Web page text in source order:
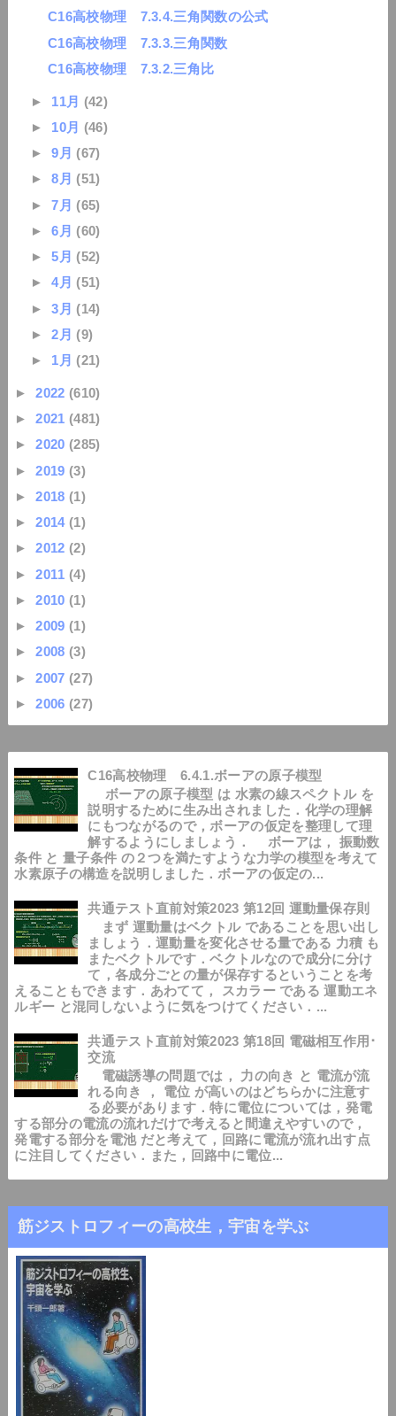
C16高校物理 7.3.4.三角関数の公式
C16高校物理 7.3.3.三角関数
C16高校物理 7.3.2.三角比
► 11月 (42)
► 10月 (46)
►9月 (67)
►8月 (51)
►7月 (65)
►6月 (60)
►5月 (52)
►4月 (51)
►3月 (14)
►2月 (9)
► 1月 (21)
►2022 (610)
►2021 (481)
►2020 (285)
►2019 (3)
►2018 (1)
►2014 (1)
►2012 (2)
►2011 (4)
►2010 (1)
►2009 (1)
►2008 (3)
►2007 (27)
►2006 (27)
C16高校物理 6.4.1.ボーアの原子模型
ボーアの原子模型 は 水素の線スペクトル を
説明するために生み出されました．化学の理解
にもつながるので，ボーアの仮定を整理して理
解するようにしましょう． ボーアは， 振動数
条件 と 量子条件 の２つを満たすような力学の模型を考えて
水素原子の構造を説明しました．ボーアの仮定の...
共通テスト直前対策2023 第12回 運動量保存則
まず 運動量はベクトル であることを思い出し
ましょう．運動量を変化させる量である 力積 も
またベクトルです．ベクトルなので成分に分け
て，各成分ごとの量が保存するということを考
えることもできます．あわてて， スカラー である 運動エネ
ルギー と混同しないように気をつけてください．...
共通テスト直前対策2023 第18回 電磁相互作用･
交流
電磁誘導の問題では， 力の向き と 電流が流
れる向き ， 電位 が高いのはどちらかに注意す
る必要があります．特に電位については，発電
する部分の電流の流れだけで考えると間違えやすいので，
発電する部分を電池 だと考えて，回路に電流が流れ出す点
に注目してください．また，回路中に電位...
筋ジストロフィーの高校生，宇宙を学ぶ